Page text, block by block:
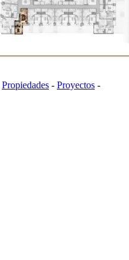
Propiedades - Proyectos -